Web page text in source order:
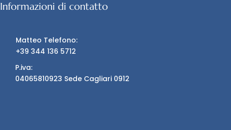
Informazioni di contatto
Matteo Telefono:
+39 344 136 5712
P.iva:
04065810923 Sede Cagliari 0912